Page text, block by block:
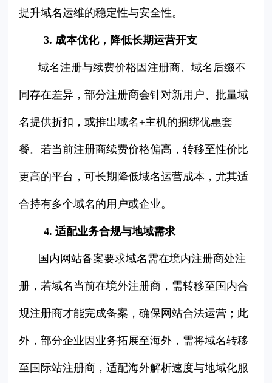
提升域名运维的稳定性与安全性。
3. 成本优化，降低长期运营开支
域名注册与续费价格因注册商、域名后缀不
同存在差异，部分注册商会针对新用户、批量域
名提供折扣，或推出域名+主机的捆绑优惠套
餐。若当前注册商续费价格偏高，转移至性价比
更高的平台，可长期降低域名运营成本，尤其适
合持有多个域名的用户或企业。
4. 适配业务合规与地域需求
国内网站备案要求域名需在境内注册商处注
册，若域名当前在境外注册商，需转移至国内合
规注册商才能完成备案，确保网站合法运营；此
外，部分企业因业务拓展至海外，需将域名转移
至国际站注册商，适配海外解析速度与地域化服